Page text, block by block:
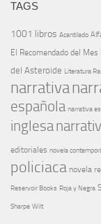
TAGS
1001 libros Acantilado
El Recomendado del Mes
del Asteroide Literatura
narrativa
española narrativa
inglesa
editoriales novela
policiaca novela
Reservoir Books Roja y Negra
Sharpe Wilt